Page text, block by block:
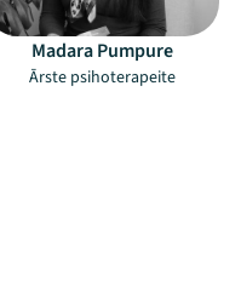
Madara Pumpure
Ārste psihoterapeite